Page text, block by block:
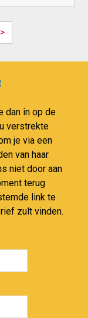
Last page
dan in op de
verstrekte
je via een
van haar
niet door aan
terug
link te
zult vinden.